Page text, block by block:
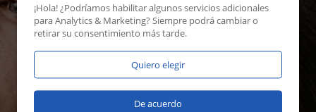
¡Hola! ¿Podríamos habilitar algunos servicios adicionales
paraAnalytics & Marketing? Siempre podrá cambiar o
retirar su consentimiento más tarde.
Quiero elegir
De acuerdo